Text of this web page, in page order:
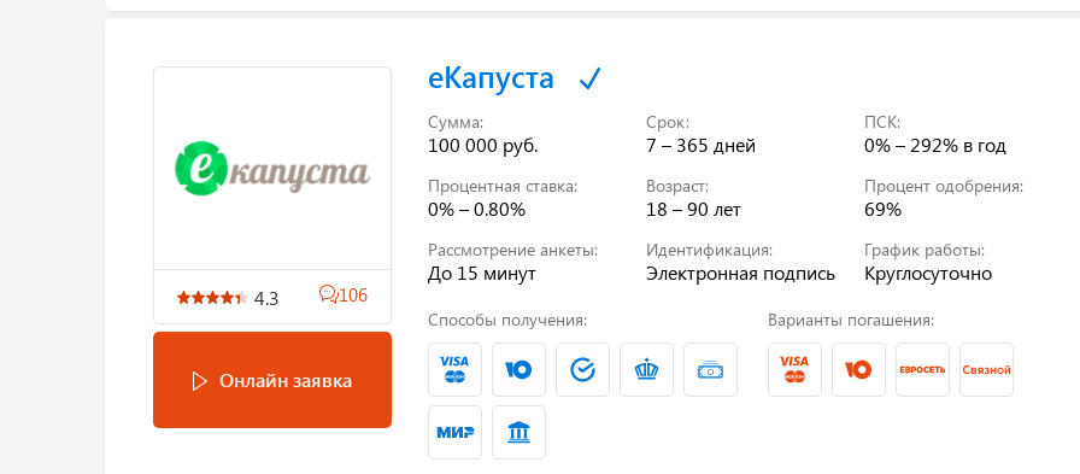
4.3 106
Онлайн заявка
еКапуста
Сумма:
100 000 руб.
Срок:
7 – 365 дней
ПСК:
0% – 292% в год
Процентная ставка:
0% – 0.80%
Возраст:
18 – 90 лет
Процент одобрения:
69%
Рассмотрение анкеты:
До 15 минут
Идентификация:
Электронная подпись
График работы:
Круглосуточно
Способы получения: Варианты погашения: